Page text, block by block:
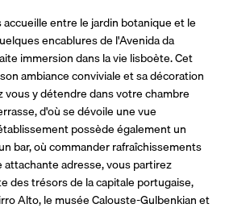
entre le jardin botanique et le
encablures de l'Avenida da
immersion dans la vie lisboète. Cet
ambiance conviviale et sa décoration
y détendre dans votre chambre
d'où se dévoile une vue
possède également un
bar, où commander rafraîchissements
adresse, vous partirez
des trésors de la capitale portugaise,
Alto, le musée Calouste-Gulbenkian et